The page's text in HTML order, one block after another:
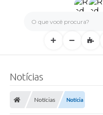
O que você procura?
Notícias
Notícias Notícia